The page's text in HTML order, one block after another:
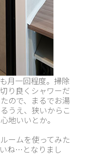
月一回程度。掃除
り良くシャワーだ
ので、まるでお湯
うえ、狭いからこ
地いいとか。
ームを使ってみた
ね…となりまし